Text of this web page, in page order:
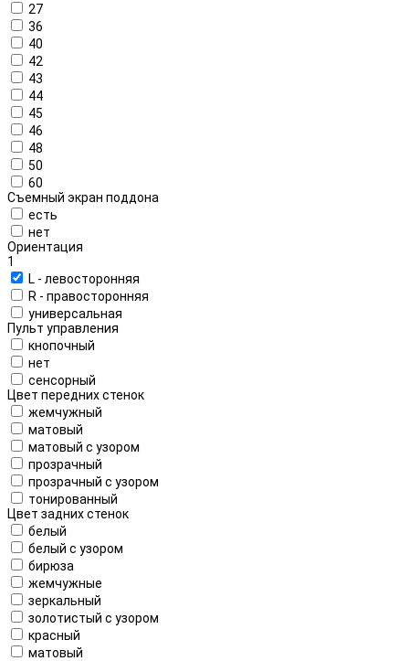
27
36
40
42
43
44
45
46
48
50
60
Съемный экран поддона
есть
нет
Ориентация
1
L - левосторонняя
R - правосторонняя
универсальная
Пульт управления
кнопочный
нет
сенсорный
Цвет передних стенок
жемчужный
матовый
матовый с узором
прозрачный
прозрачный с узором
тонированный
Цвет задних стенок
белый
белый с узором
бирюза
жемчужные
зеркальный
золотистый с узором
красный
матовый